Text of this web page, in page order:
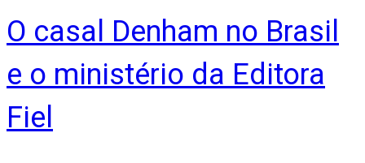
O casal Denham no Brasil
e o ministério da Editora
Fiel